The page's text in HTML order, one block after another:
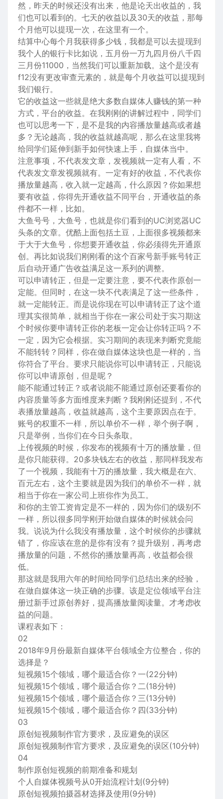
然，昨天的时候还没有出来，他是论天出收益的，我
们也可以看到的。七天的收益以及30天的收益，那每
个月他可以提现一次，在这里有一个。
结算中心每个月我获得多少钱，我都是可以去提现到
我个人的银行卡比如说，五月份一万九四月份八千四
三月份11000，当然我们可以重新加载。这个是没有
f12没有更改审查元素的，就是每个月收益可以提现到
我们银行。
它的收益这一些就是绝大多数自媒体人赚钱的第一种
方式，平台的收益。在我刚刚的讲解过程中，同学们
也可以思考一下，是不是我的内容播放量越高或者越
多？无论越高，我的收益就越高呢，那么在这里我将
给同学们延伸到新手如何快速上手，自媒体当中。
注意事项，不代表发文章，发视频就一定有人看，不
代表发文章发视频就有。一定有好的收益，不代表你
播放量越高，收入就一定越高，什么原因？你如果想
要有收益，你得先开通收益不同平台，开通收益的条
件都不一样，比如。
大鱼号号，大鱼号，也就是你们看到的UC浏览器UC
头条的文章。优酷上面包括土豆，上面很多视频都来
于大于大鱼号，你想要开通收益，你必须得先开通原
创。再比如说我们刚刚看的这个百家号新手账号转正
后自动开通广告收益满足这一系列的调整。
可以申请转正，但是一定要注意，要不代表作原创一
定能。但同时，在这一块不代表满足了这一些条件，
就一定能转正。而是说你现在可以申请转正了这个道
理其实很简单，就相当于你在一家公司处于实习期这
个时候你要申请转正你的老板一定会让你转正吗？不
一定，因为它会根据。实习期间的表现来判断究竟能
不能转转？同样，你在做自媒体这块也是一样的，当
你符合了平台。要求只能说你可以申请转正，只能说
你可以申请原创，但是呢？
能不能通过转正？或者说能不能通过原创还要看你的
内容质量等多方面维度来判断？我刚刚还提到，不代
表播放量越高，收益就越高，这个主要原因点在于。
账号的权重不一样，所以单价不一样，举个例子啊，
只是举例，当你们在今日头条取。
上传视频的时候，你发布的视频有十万的播放量，但
是你只能获得。20多块钱左右的收益，那同样我发布
了一个视频，我能有十万的播放量，我大概是在六、
百元左右，这个主要就是因为我们的单价不一样，就
相当于你在一家公司上班你作为员工。
和你的主管工资肯定是不一样的，因为你们的级别不
一样，所以很多同学刚开始做自媒体的时候就会问
我。说说为什么我没有播放量，这个时候你的步骤就
错了，你应该在意的是你有没有？提升级别，再考虑
播放量的问题，不然你的播放量再高，收益都会很
低。
那这就是我用六年的时间给同学们总结出来的经验，
在做自媒体这一块正确的步骤。该是定位领域平台注
册过新手过原创养好，提高播放量阅读量。才考虑收
益的问题。
课程表如下：
02
2018年9月份最新自媒体平台领域全方位整合，你的
选择是？
短视频15个领域，哪个最适合你？一(22分钟)
短视频15个领域，哪个最适合你？二(18分钟)
短视频15个领域，哪个最适合你？三(13分钟)
短视频15个领域，哪个最适合你？四(33分钟)
03
原创短视频制作官方要求，及应避免的误区
原创短视频制作官方要求，及应避免的误区(10分钟)
04
制作原创短视频的前期准备和规划
个人自媒体视频号从0开始流程计划(9分钟)
原创短视频拍摄器材选择及使用(9分钟)